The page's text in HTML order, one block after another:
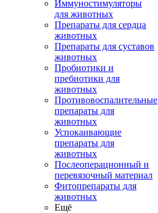
Иммуностимуляторы
для животных
Препараты для сердца
животных
Препараты для суставов
животных
Пробиотики и
пребиотики для
животных
Противовоспалительные
препараты для
животных
Успокаивающие
препараты для
животных
Послеоперационный и
перевязочный материал
Фитопрепараты для
животных
Ещё